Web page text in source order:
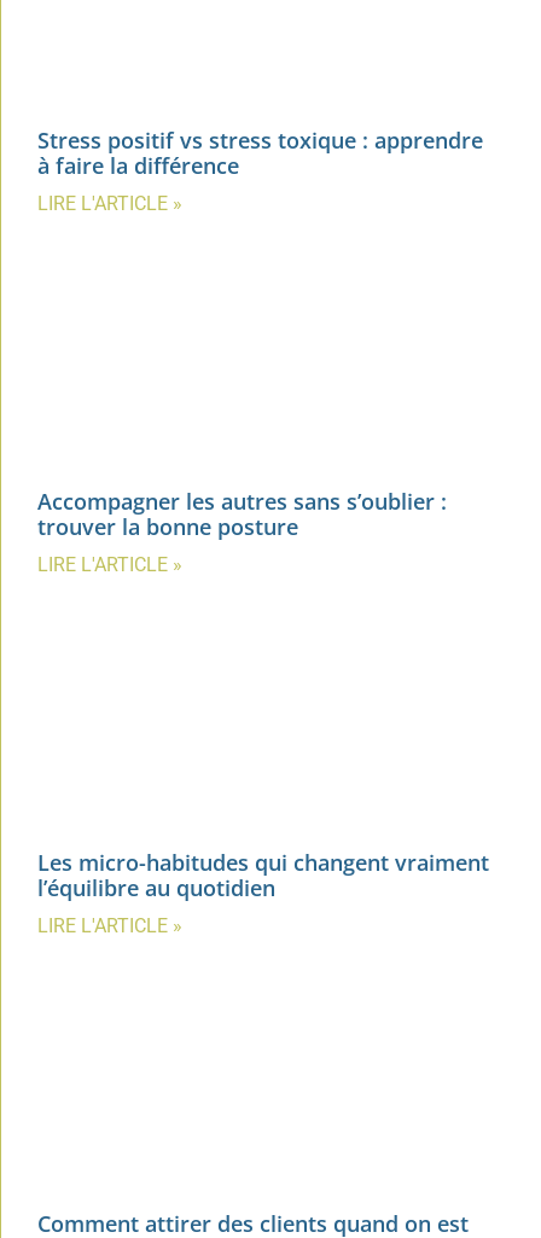
Stress positif vs stress toxique : apprendre
à faire la différence
LIRE L'ARTICLE »
Accompagner les autres sans s’oublier :
trouver la bonne posture
LIRE L'ARTICLE »
Les micro-habitudes qui changent vraiment
l’équilibre au quotidien
LIRE L'ARTICLE »
Comment attirer des clients quand on est